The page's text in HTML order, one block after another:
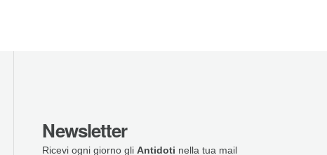
Newsletter
Ricevi ogni giorno gli Antidoti nella tua mail